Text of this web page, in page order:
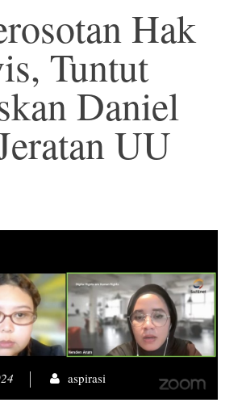
Hak
Tuntut
Daniel
UU
aspirasi